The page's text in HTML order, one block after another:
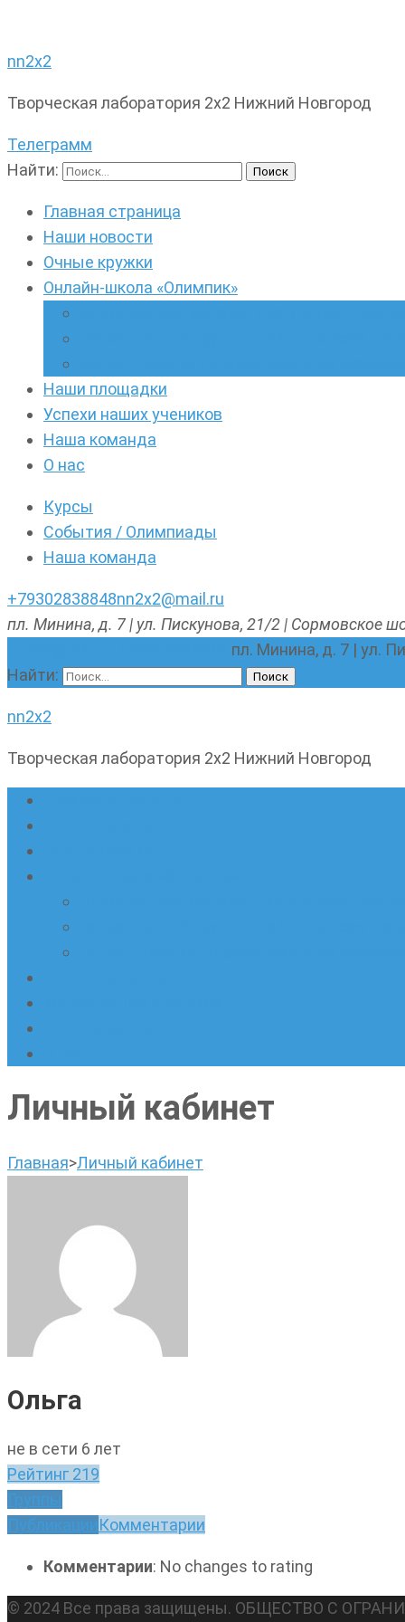
nn2x2
Творческая лаборатория 2х2 Нижний Новгород
Телеграмм
Найти:
Главная страница
Наши новости
Очные кружки
Онлайн-школа «Олимпик»
Наши площадки
Успехи наших учеников
Наша команда
О нас
Курсы
События / Олимпиады
Наша команда
+79302838848nn2x2@mail.ru
пл. Минина, д. 7 | ул. Пискунова, 21/2 | Сормовское
пл. Минина, д. 7 | ул.
Найти:
nn2x2
Творческая лаборатория 2х2 Нижний Новгород
Личный кабинет
Главная>Личный кабинет
Ольга
не в сети 6 лет
Рейтинг 219
Группы
ПубликацииКомментарии
Комментарии: No changes to rating
© 2024 Все права защищены. ОБЩЕСТВО С